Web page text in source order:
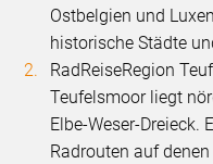
Ostbelgien und
historische Städte
RadReiseRegion
Teufelsmoor liegt
Elbe-Weser-Dreieck.
Radrouten auf